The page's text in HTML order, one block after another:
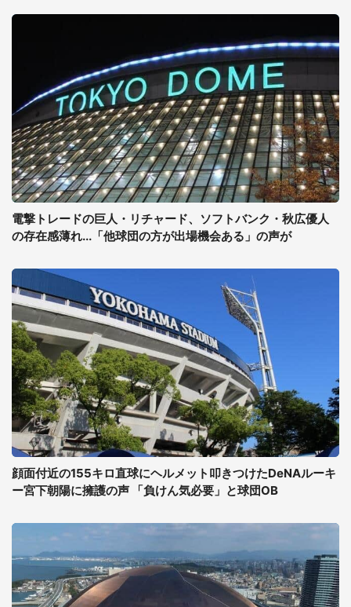
電撃トレードの巨人・リチャード、ソフトバンク・秋広優人
の存在感薄れ...「他球団の方が出場機会ある」の声が
顔面付近の155キロ直球にヘルメット叩きつけたDeNAルーキ
ー宮下朝陽に擁護の声 「負けん気必要」と球団OB